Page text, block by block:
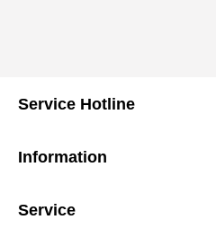
Service Hotline
Information
Service